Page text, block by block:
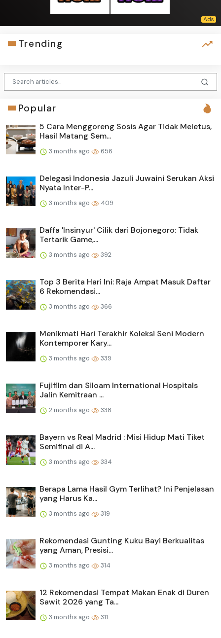
Trending
Popular
5 Cara Menggoreng Sosis Agar Tidak Meletus,
Hasil Matang Sem...
3 months ago 656
Delegasi Indonesia Jazuli Juwaini Serukan Aksi
Nyata Inter-P...
3 months ago 409
Daffa 'Insinyur' Cilik dari Bojonegoro: Tidak
Tertarik Game,...
3 months ago 392
Top 3 Berita Hari Ini: Raja Ampat Masuk Daftar
6 Rekomendasi...
3 months ago 366
Menikmati Hari Terakhir Koleksi Seni Modern
Kontemporer Kary...
3 months ago 339
Fujifilm dan Siloam International Hospitals
Jalin Kemitraan ...
2 months ago 338
Bayern vs Real Madrid : Misi Hidup Mati Tiket
Semifinal di A...
3 months ago 334
Berapa Lama Hasil Gym Terlihat? Ini Penjelasan
yang Harus Ka...
3 months ago 319
Rekomendasi Gunting Kuku Bayi Berkualitas
yang Aman, Presisi...
3 months ago 314
12 Rekomendasi Tempat Makan Enak di Duren
Sawit 2026 yang Ta...
3 months ago 311